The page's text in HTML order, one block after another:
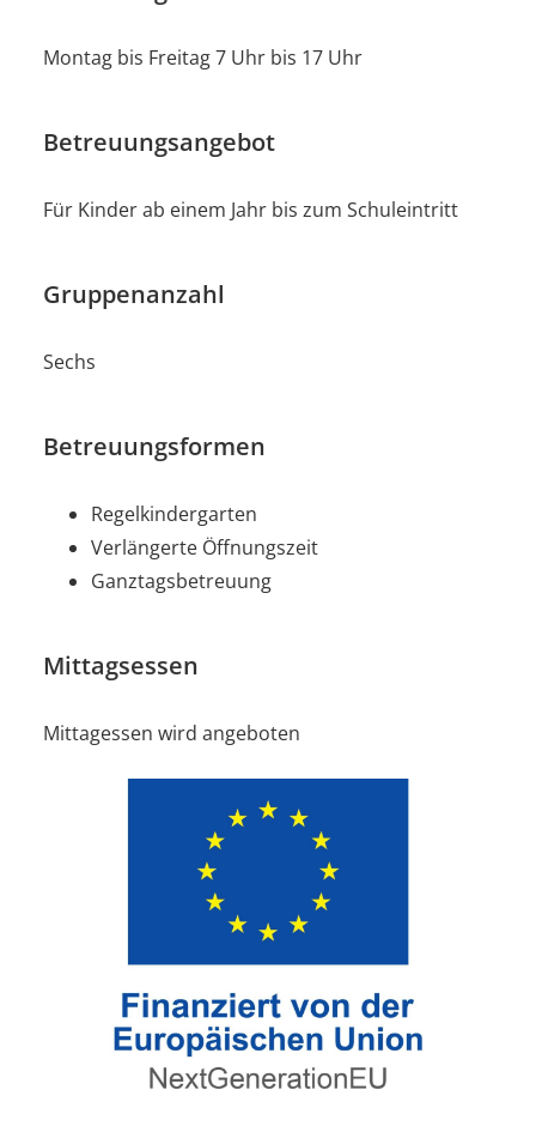
Montag bis Freitag 7 Uhr bis 17 Uhr
Betreuungsangebot
Für Kinder ab einem Jahr bis zum Schuleintritt
Gruppenanzahl
Sechs
Betreuungsformen
Regelkindergarten
Verlängerte Öffnungszeit
Ganztagsbetreuung
Mittagsessen
Mittagessen wird angeboten